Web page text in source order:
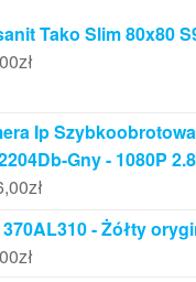
Tako Slim 80x80
zł
Ip
Gny - 1080P
zł
370AL310 - Żółty
zł